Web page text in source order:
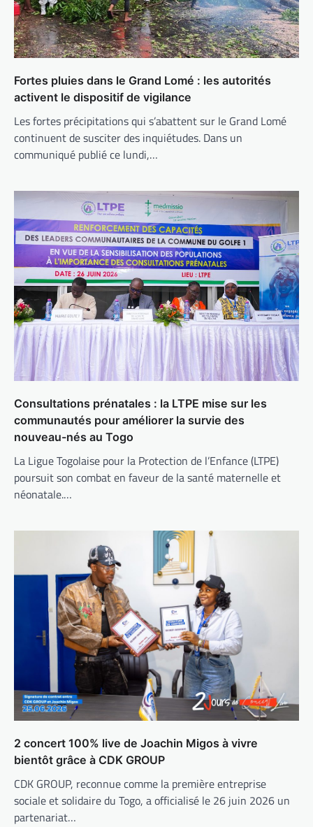
Fortes pluies dans le Grand Lomé : les autorités
activent le dispositif de vigilance
Les fortes précipitations qui s’abattent sur le Grand Lomé
continuent de susciter des inquiétudes. Dans un
communiqué publié ce lundi,…
Consultations prénatales : la LTPE mise sur les
communautés pour améliorer la survie des
nouveau-nés au Togo
La Ligue Togolaise pour la Protection de l’Enfance (LTPE)
poursuit son combat en faveur de la santé maternelle et
néonatale.…
2 concert 100% live de Joachin Migos à vivre
bientôt grâce à CDK GROUP
CDK GROUP, reconnue comme la première entreprise
sociale et solidaire du Togo, a officialisé le 26 juin 2026 un
partenariat…